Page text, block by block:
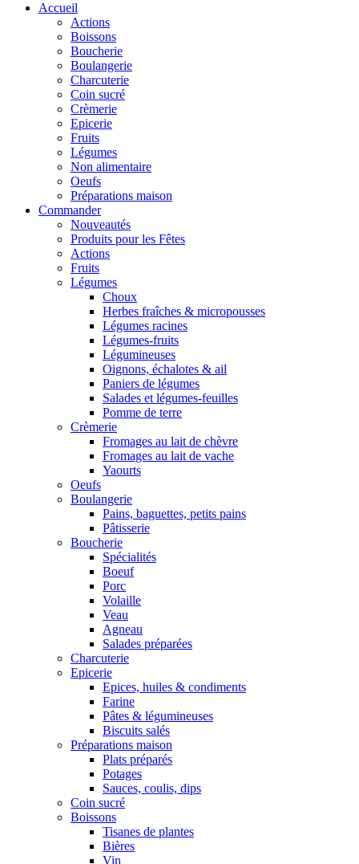
Accueil
Actions
Boissons
Boucherie
Boulangerie
Charcuterie
Coin sucré
Crèmerie
Epicerie
Fruits
Légumes
Non alimentaire
Oeufs
Préparations maison
Commander
Nouveautés
Produits pour les Fêtes
Actions
Fruits
Légumes
Choux
Herbes fraîches & micropousses
Légumes racines
Légumes-fruits
Légumineuses
Oignons, échalotes & ail
Paniers de légumes
Salades et légumes-feuilles
Pomme de terre
Crèmerie
Fromages au lait de chèvre
Fromages au lait de vache
Yaourts
Oeufs
Boulangerie
Pains, baguettes, petits pains
Pâtisserie
Boucherie
Spécialités
Boeuf
Porc
Volaille
Veau
Agneau
Salades préparées
Charcuterie
Epicerie
Epices, huiles & condiments
Farine
Pâtes & légumineuses
Biscuits salés
Préparations maison
Plats préparés
Potages
Sauces, coulis, dips
Coin sucré
Boissons
Tisanes de plantes
Bières
Vin